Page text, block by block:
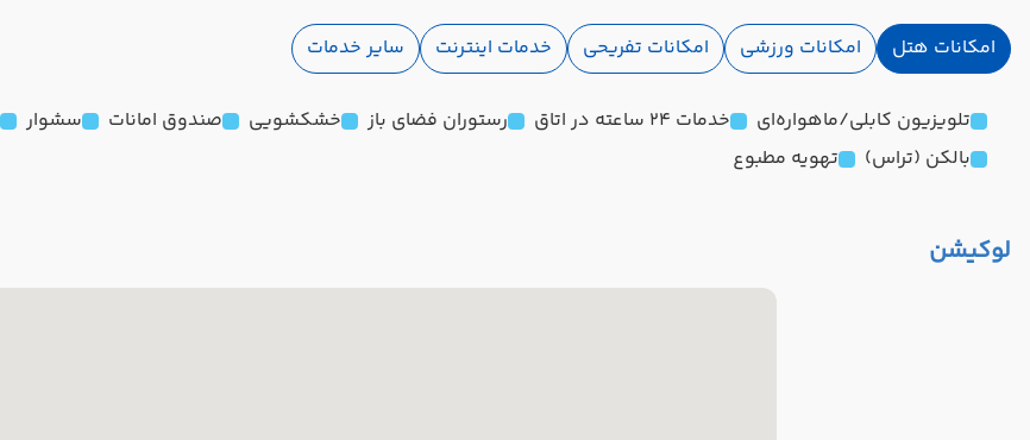
امکانات هتل امکانات ورزشی امکانات تفریحی خدمات اینترنت سایر خدمات
تلویزیون کابلی/ماهواره‌ای خدمات 24 ساعته در اتاق رستوران فضای باز خشکشویی صندوق امانات سشوار
بالکن (تراس)
تهویه مطبوع
لوکیشن